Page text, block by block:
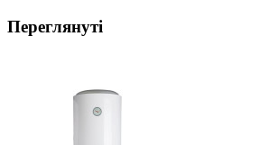
Переглянуті